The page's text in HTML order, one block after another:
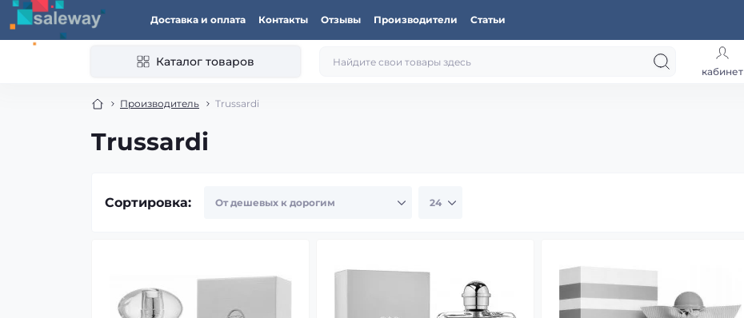
Доставка и оплата Контакты Отзывы Производители Статьи
Каталог товаров
кабинет
Производитель Trussardi
Trussardi
Сортировка: